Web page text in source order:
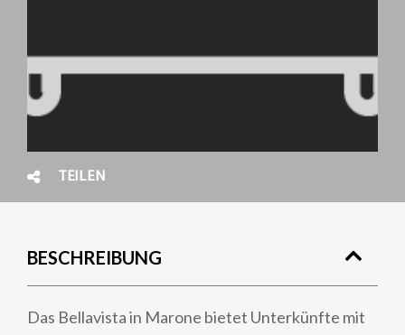
TEILEN
BESCHREIBUNG
Das Bellavista in Marone bietet Unterkünfte mit